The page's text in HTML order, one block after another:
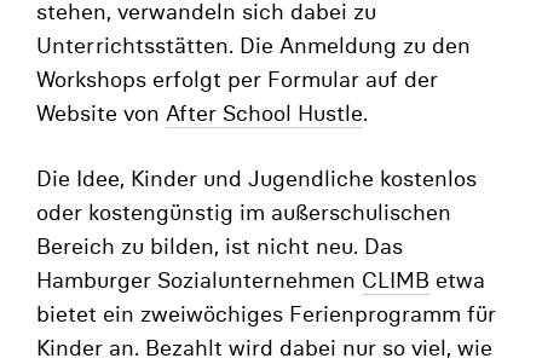
stehen, verwandeln sich dabei zu
Unterrichtsstätten. Die Anmeldung zu den
Workshops erfolgt per Formular auf der
Website von After School Hustle.
Die Idee, Kinder und Jugendliche kostenlos
oder kostengünstig im außerschulischen
Bereich zu bilden, ist nicht neu. Das
Hamburger Sozialunternehmen CLIMB etwa
bietet ein zweiwöchiges Ferienprogramm für
Kinder an. Bezahlt wird dabei nur so viel, wie